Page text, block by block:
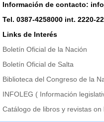
Información de contacto:
Tel. 0387-4258000 int. 2220-
Links de Interés
Boletín Oficial de la Nación
Boletín Oficial de Salta
Biblioteca del Congreso de la
INFOLEG ( Información
Catálogo de libros y revistas on